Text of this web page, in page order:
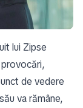
lui Zipse
de vedere
va rămâne,